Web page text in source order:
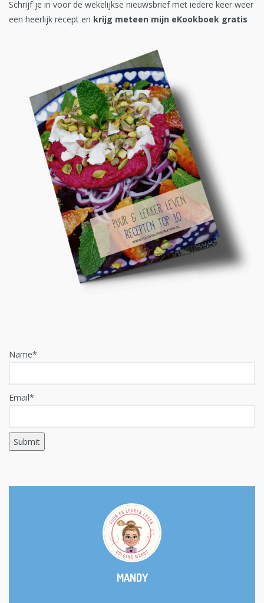
Schrijf je in voor de wekelijkse nieuwsbrief met iedere keer weer
een heerlijk recept en krijg meteen mijn eKookboek gratis
Name*
Email*
MANDY